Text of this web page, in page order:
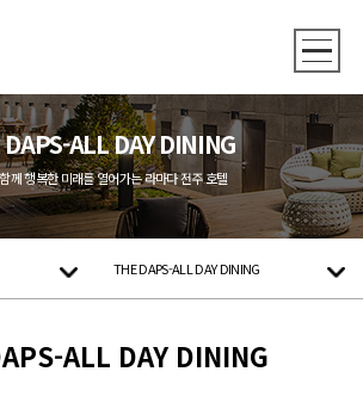
ALL DAY DINING
께 행복한 미래를 열어가는 라마다 전주 호텔
THE DAPS-ALL DAY DINING
ALL DAY DINING